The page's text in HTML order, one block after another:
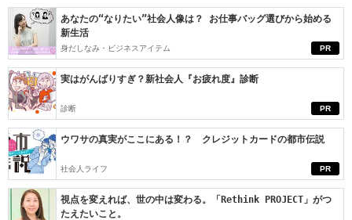
PR
あなたの“なりたい”社会人像は？ お仕事バッグ選びから始める
新生活
身だしなみ・ビジネスアイテム
PR
実はがんばりすぎ？新社会人『お疲れ度』診断
診断
PR
ウワサの真実がここにある！？ クレジットカードの都市伝説
社会人ライフ
視点を変えれば、世の中は変わる。「Rethink PROJECT」がつ
たえたいこと。